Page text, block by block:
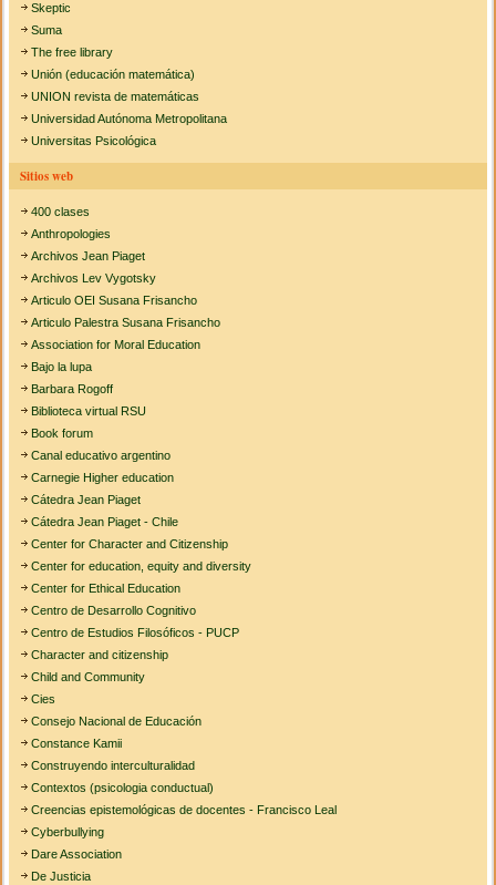
Skeptic
Suma
The free library
Unión (educación matemática)
UNION revista de matemáticas
Universidad Autónoma Metropolitana
Universitas Psicológica
Sitios web
400 clases
Anthropologies
Archivos Jean Piaget
Archivos Lev Vygotsky
Articulo OEI Susana Frisancho
Articulo Palestra Susana Frisancho
Association for Moral Education
Bajo la lupa
Barbara Rogoff
Biblioteca virtual RSU
Book forum
Canal educativo argentino
Carnegie Higher education
Cátedra Jean Piaget
Cátedra Jean Piaget - Chile
Center for Character and Citizenship
Center for education, equity and diversity
Center for Ethical Education
Centro de Desarrollo Cognitivo
Centro de Estudios Filosóficos - PUCP
Character and citizenship
Child and Community
Cies
Consejo Nacional de Educación
Constance Kamii
Construyendo interculturalidad
Contextos (psicologia conductual)
Creencias epistemológicas de docentes - Francisco Leal
Cyberbullying
Dare Association
De Justicia